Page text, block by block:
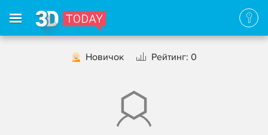
Новичок Рейтинг: 0